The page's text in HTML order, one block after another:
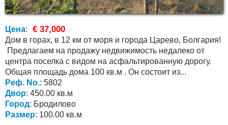
Цена: € 37,000
Дом в горах, в 12 км от моря и города Царево, Болгария!
Предлагаем на продажу недвижимость недалеко от
центра поселка с видом на асфальтированную дорогу.
Общая площадь дома 100 кв.м . Он состоит из...
Реф. No.: 5802
Двор: 450.00 кв.м
Город: Бродилово
Размер: 100.00 кв.м